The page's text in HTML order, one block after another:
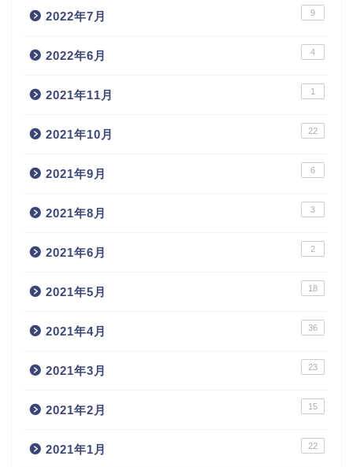
2022年7月 9
2022年6月 4
2021年11月 1
2021年10月 22
2021年9月 6
2021年8月 3
2021年6月 2
2021年5月 18
2021年4月 36
2021年3月 23
2021年2月 15
2021年1月 22